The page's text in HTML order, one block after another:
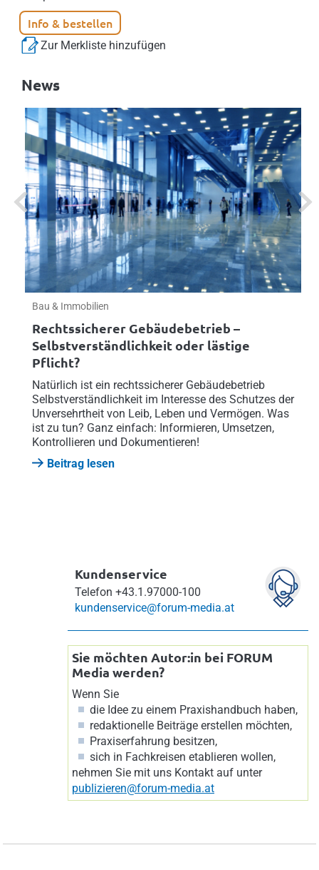
Info & bestellen
Zur Merkliste hinzufügen
News
Previous Next
Bau & Immobilien
Rechtssicherer Gebäudebetrieb –
Selbstverständlichkeit oder lästige
Pflicht?
Natürlich ist ein rechtssicherer Gebäudebetrieb
Selbstverständlichkeit im Interesse des Schutzes der
Unversehrtheit von Leib, Leben und Vermögen. Was
ist zu tun? Ganz einfach: Informieren, Umsetzen,
Kontrollieren und Dokumentieren!
Beitrag lesen
Kundenservice
Telefon +43.1.97000-100
kundenservice@forum-media.at
Sie möchten Autor:in bei FORUM
Media werden?
Wenn Sie
die Idee zu einem Praxishandbuch haben,
redaktionelle Beiträge erstellen möchten,
Praxiserfahrung besitzen,
sich in Fachkreisen etablieren wollen,
nehmen Sie mit uns Kontakt auf unter
publizieren@forum-media.at